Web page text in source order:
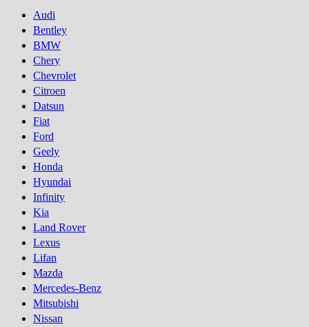
Audi
Bentley
BMW
Chery
Chevrolet
Citroen
Datsun
Fiat
Ford
Geely
Honda
Hyundai
Infinity
Kia
Land Rover
Lexus
Lifan
Mazda
Mercedes-Benz
Mitsubishi
Nissan